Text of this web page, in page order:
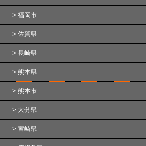
福岡市
佐賀県
長崎県
熊本県
熊本市
大分県
宮崎県